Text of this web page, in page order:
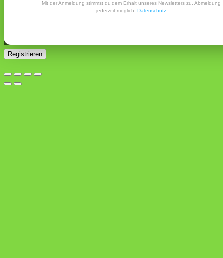
Mit der Anmeldung stimmst du dem Erhalt unseres Newsletters zu. Abmeldung
jederzeit möglich. Datenschutz
E-Mail-Adresse gesendet.
Registrieren